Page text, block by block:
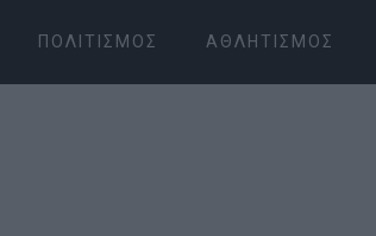
ΠΟΛΙΤΙΣΜΌΣ ΑΘΛΗΤΙΣΜΌΣ